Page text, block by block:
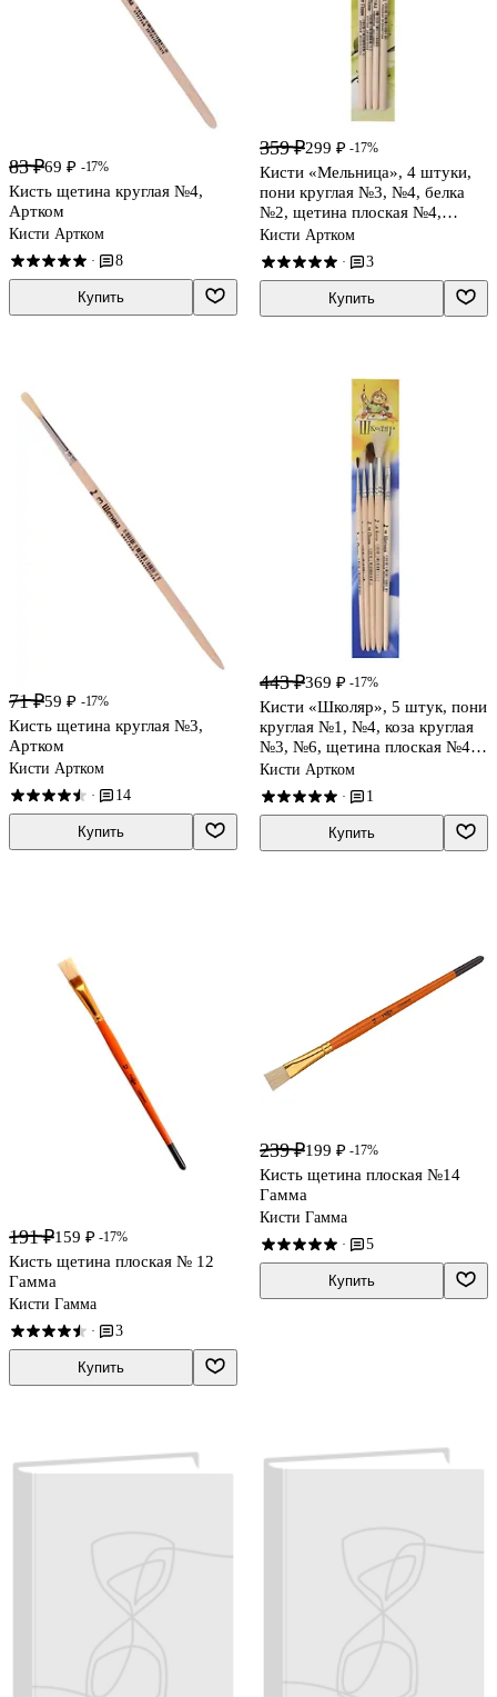
83 ₽69 ₽ -17%
Кисть щетина круглая №4,
Артком
Кисти Артком
· 8
Купить
359 ₽299 ₽ -17%
Кисти «Мельница», 4 штуки,
пони круглая №3, №4, белка
№2, щетина плоская №4,
Артком
Кисти Артком
· 3
Купить
71 ₽59 ₽ -17%
Кисть щетина круглая №3,
Артком
Кисти Артком
· 14
Купить
443 ₽369 ₽ -17%
Кисти «Школяр», 5 штук, пони
круглая №1, №4, коза круглая
№3, №6, щетина плоская №4,
Артком
Кисти Артком
· 1
Купить
191 ₽159 ₽ -17%
Кисть щетина плоская № 12
Гамма
Кисти Гамма
· 3
Купить
239 ₽199 ₽ -17%
Кисть щетина плоская №14
Гамма
Кисти Гамма
· 5
Купить